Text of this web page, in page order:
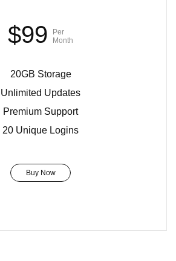
$99
Per
Month
20GB Storage
Unlimited Updates
Premium Support
20 Unique Logins
Buy Now